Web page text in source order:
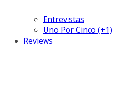
Entrevistas
Uno Por Cinco (+1)
Reviews